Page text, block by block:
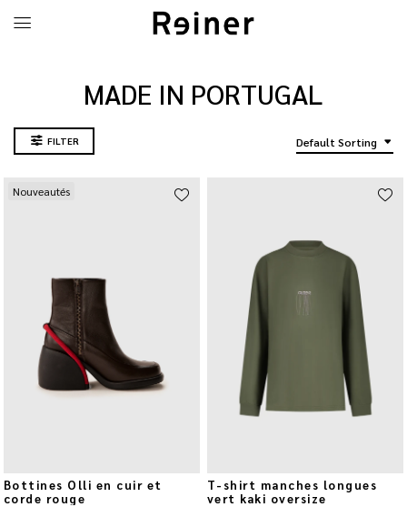
MADE IN PORTUGAL
FILTER Default Sorting
Nouveautés
Bottines Olli en cuir et
corde rouge
T-shirt manches longues
vert kaki oversize